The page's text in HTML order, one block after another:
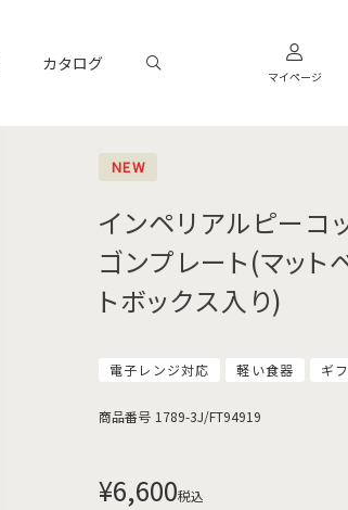
カタログ
マイページ
NEW
インペリアルピー
ゴンプレート(マッ
トボックス入り)
電子レンジ対応 軽い食器 ギ
商品番号 1789-3J/FT94919
¥6,600税込